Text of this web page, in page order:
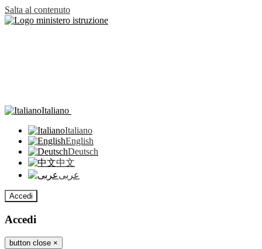
Salta al contenuto
Italiano
Italiano
English
Deutsch
中文
عربى
Accedi
Accedi
button close ×